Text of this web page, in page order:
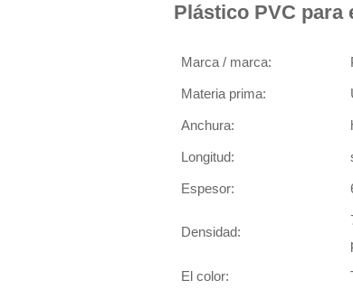
Plástico PVC para
Marca / marca:
Materia prima:
Anchura:
Longitud:
Espesor:
Densidad:
El color: